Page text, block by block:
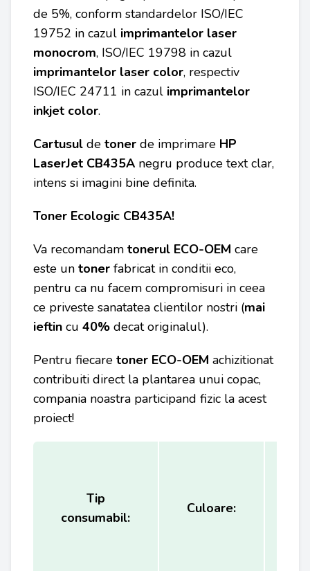
de 5%, conform standardelor ISO/IEC
19752 in cazul imprimantelor laser
monocrom, ISO/IEC 19798 in cazul
imprimantelor laser color, respectiv
ISO/IEC 24711 in cazul imprimantelor
inkjet color.
Cartusul de toner de imprimare HP
LaserJet CB435A negru produce text clar,
intens si imagini bine definita.
Toner Ecologic CB435A!
Va recomandam tonerul ECO-OEM care
este un toner fabricat in conditii eco,
pentru ca nu facem compromisuri in ceea
ce priveste sanatatea clientilor nostri (mai
ieftin cu 40% decat originalul).
Pentru fiecare toner ECO-OEM achizitionat
contribuiti direct la plantarea unui copac,
compania noastra participand fizic la acest
proiect!
Tip
consumabil:
Culoare: